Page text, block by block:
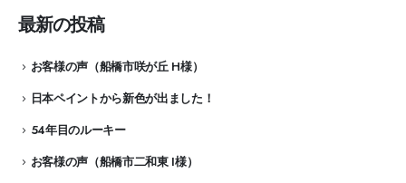
最新の投稿
お客様の声（船橋市咲が丘 H様）
日本ペイントから新色が出ました！
54年目のルーキー
お客様の声（船橋市二和東 I様）